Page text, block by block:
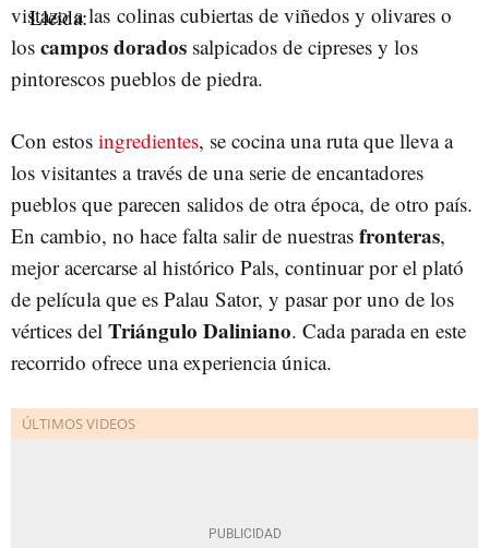
vistazo a las colinas cubiertas de viñedos y olivares o
los campos dorados salpicados de cipreses y los
pintorescos pueblos de piedra.
Con estos ingredientes, se cocina una ruta que lleva a
los visitantes a través de una serie de encantadores
pueblos que parecen salidos de otra época, de otro país.
En cambio, no hace falta salir de nuestras fronteras,
mejor acercarse al histórico Pals, continuar por el plató
de película que es Palau Sator, y pasar por uno de los
vértices del Triángulo Daliniano. Cada parada en este
recorrido ofrece una experiencia única.